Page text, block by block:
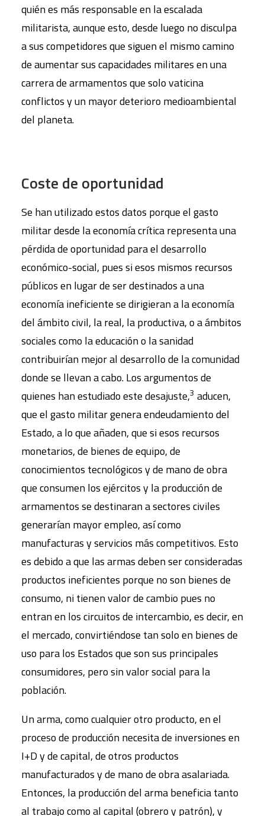
quién es más responsable en la escalada
militarista, aunque esto, desde luego no disculpa
a sus competidores que siguen el mismo camino
de aumentar sus capacidades militares en una
carrera de armamentos que solo vaticina
conflictos y un mayor deterioro medioambiental
del planeta.
Coste de oportunidad
Se han utilizado estos datos porque el gasto
militar desde la economía crítica representa una
pérdida de oportunidad para el desarrollo
económico-social, pues si esos mismos recursos
públicos en lugar de ser destinados a una
economía ineficiente se dirigieran a la economía
del ámbito civil, la real, la productiva, o a ámbitos
sociales como la educación o la sanidad
contribuirían mejor al desarrollo de la comunidad
donde se llevan a cabo. Los argumentos de
quienes han estudiado este desajuste,3 aducen,
que el gasto militar genera endeudamiento del
Estado, a lo que añaden, que si esos recursos
monetarios, de bienes de equipo, de
conocimientos tecnológicos y de mano de obra
que consumen los ejércitos y la producción de
armamentos se destinaran a sectores civiles
generarían mayor empleo, así como
manufacturas y servicios más competitivos. Esto
es debido a que las armas deben ser consideradas
productos ineficientes porque no son bienes de
consumo, ni tienen valor de cambio pues no
entran en los circuitos de intercambio, es decir, en
el mercado, convirtiéndose tan solo en bienes de
uso para los Estados que son sus principales
consumidores, pero sin valor social para la
población.
Un arma, como cualquier otro producto, en el
proceso de producción necesita de inversiones en
I+D y de capital, de otros productos
manufacturados y de mano de obra asalariada.
Entonces, la producción del arma beneficia tanto
al trabajo como al capital (obrero y patrón), y